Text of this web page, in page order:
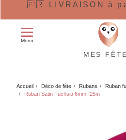
🇫🇷 LIVRAISON à
Menu
MES
Accueil Déco de fête Rubans
Ruban
Ruban Satin Fuchsia 6mm -25m